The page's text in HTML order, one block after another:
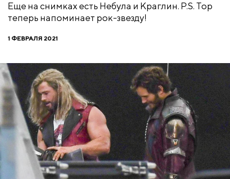
Еще на снимках есть Небула и Краглин. P.S. Тор
теперь напоминает рок-звезду!
1 ФЕВРАЛЯ 2021